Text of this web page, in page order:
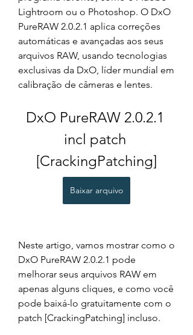
Lightroom ou o Photoshop. O DxO
PureRAW 2.0.2.1 aplica correções
automáticas e avançadas aos seus
arquivos RAW, usando tecnologias
exclusivas da DxO, líder mundial em
calibração de câmeras e lentes.
DxO PureRAW 2.0.2.1
incl patch
[CrackingPatching]
Baixar arquivo
Neste artigo, vamos mostrar como o
DxO PureRAW 2.0.2.1 pode
melhorar seus arquivos RAW em
apenas alguns cliques, e como você
pode baixá-lo gratuitamente com o
patch [CrackingPatching] incluso.